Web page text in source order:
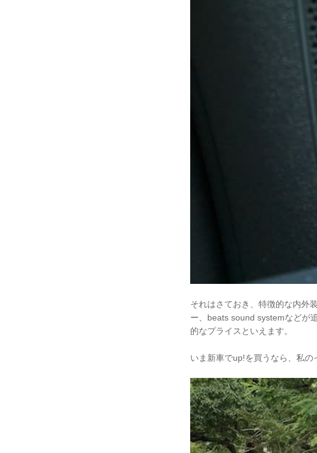
それはさておき、特徴的な内外
ー、beats sound systemなどが
的なプライスといえます。
いま新車でup!を買うなら、私の